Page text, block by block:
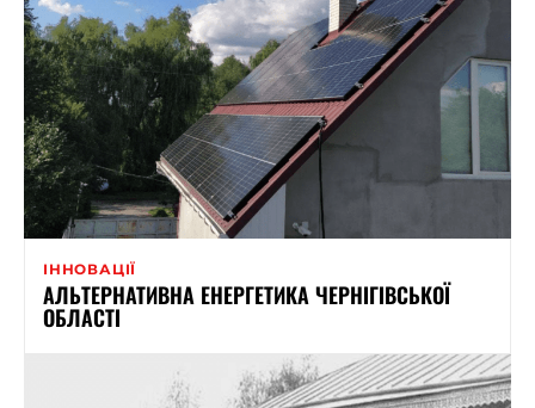
ІННОВАЦІЇ
АЛЬТЕРНАТИВНА ЕНЕРГЕТИКА ЧЕРНІГІВСЬКОЇ
ОБЛАСТІ